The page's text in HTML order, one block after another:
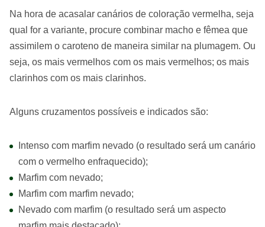
Na hora de acasalar canários de coloração vermelha, seja
qual for a variante, procure combinar macho e fêmea que
assimilem o caroteno de maneira similar na plumagem. Ou
seja, os mais vermelhos com os mais vermelhos; os mais
clarinhos com os mais clarinhos.
Alguns cruzamentos possíveis e indicados são:
Intenso com marfim nevado (o resultado será um canário
com o vermelho enfraquecido);
Marfim com nevado;
Marfim com marfim nevado;
Nevado com marfim (o resultado será um aspecto